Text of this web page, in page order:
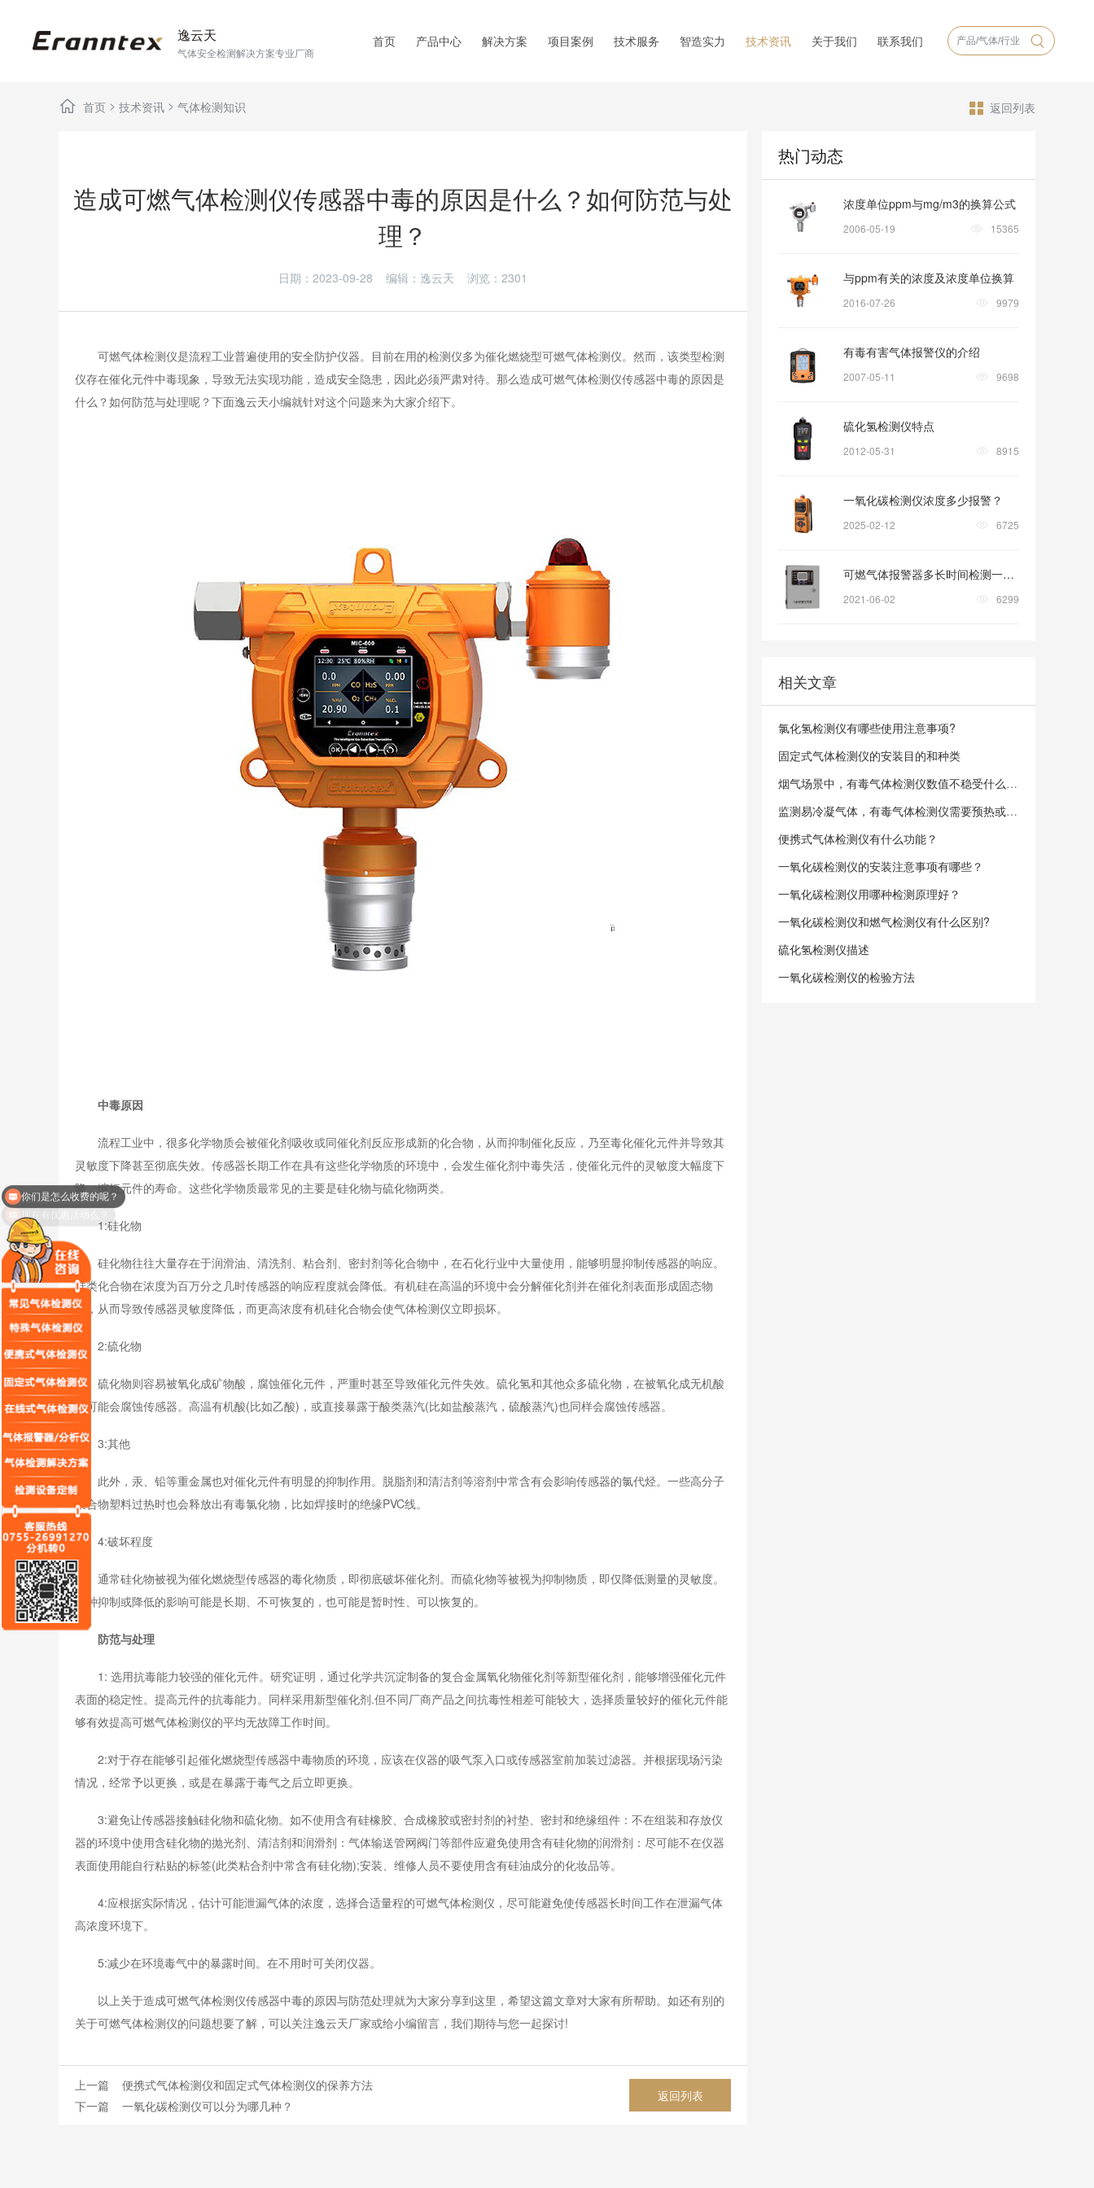
逸云天
气体安全检测解决方案专业厂商
首页 产品中心 解决方案 项目案例 技术服务 智造实力 技术资讯 关于我们 联系我们
首页 > 技术资讯 > 气体检测知识 返回列表
造成可燃气体检测仪传感器中毒的原因是什么？如何防范与处
理？
日期：2023-09-28 编辑：逸云天 浏览： 2301
可燃气体检测仪是流程工业普遍使用的安全防护仪器。目前在用的检测仪多为催化燃烧型可燃气体检测仪。然而，该类型检测
仪存在催化元件中毒现象，导致无法实现功能，造成安全隐患，因此必须严肃对待。那么造成可燃气体检测仪传感器中毒的原因是
什么？如何防范与处理呢？下面逸云天小编就针对这个问题来为大家介绍下。
中毒原因
流程工业中，很多化学物质会被催化剂吸收或同催化剂反应形成新的化合物，从而抑制催化反应，乃至毒化催化元件并导致其
灵敏度下降甚至彻底失效。传感器长期工作在具有这些化学物质的环境中，会发生催化剂中毒失活，使催化元件的灵敏度大幅度下
降，缩短元件的寿命。这些化学物质最常见的主要是硅化物与硫化物两类。
1:硅化物
硅化物往往大量存在于润滑油、清洗剂、粘合剂、密封剂等化合物中，在石化行业中大量使用，能够明显抑制传感器的响应。
硅类化合物在浓度为百万分之几时传感器的响应程度就会降低。有机硅在高温的环境中会分解催化剂并在催化剂表面形成固态物
质，从而导致传感器灵敏度降低，而更高浓度有机硅化合物会使气体检测仪立即损坏。
2:硫化物
硫化物则容易被氧化成矿物酸，腐蚀催化元件，严重时甚至导致催化元件失效。硫化氢和其他众多硫化物，在被氧化成无机酸
时可能会腐蚀传感器。高温有机酸(比如乙酸)，或直接暴露于酸类蒸汽(比如盐酸蒸汽，硫酸蒸汽)也同样会腐蚀传感器。
3:其他
此外，汞、铅等重金属也对催化元件有明显的抑制作用。脱脂剂和清洁剂等溶剂中常含有会影响传感器的氯代烃。一些高分子
聚合物塑料过热时也会释放出有毒氯化物，比如焊接时的绝缘PVC线。
4:破坏程度
通常硅化物被视为催化燃烧型传感器的毒化物质，即彻底破坏催化剂。而硫化物等被视为抑制物质，即仅降低测量的灵敏度。
这种抑制或降低的影响可能是长期、不可恢复的，也可能是暂时性、可以恢复的。
防范与处理
1: 选用抗毒能力较强的催化元件。研究证明，通过化学共沉淀制备的复合金属氧化物催化剂等新型催化剂，能够增强催化元件
表面的稳定性。提高元件的抗毒能力。同样采用新型催化剂.但不同厂商产品之间抗毒性相差可能较大，选择质量较好的催化元件能
够有效提高可燃气体检测仪的平均无故障工作时间。
2:对于存在能够引起催化燃烧型传感器中毒物质的环境，应该在仪器的吸气泵入口或传感器室前加装过滤器。并根据现场污染
情况，经常予以更换，或是在暴露于毒气之后立即更换。
3:避免让传感器接触硅化物和硫化物。如不使用含有硅橡胶、合成橡胶或密封剂的衬垫、密封和绝缘组件：不在组装和存放仪
器的环境中使用含硅化物的抛光剂、清洁剂和润滑剂：气体输送管网阀门等部件应避免使用含有硅化物的润滑剂：尽可能不在仪器
表面使用能自行粘贴的标签(此类粘合剂中常含有硅化物);安装、维修人员不要使用含有硅油成分的化妆品等。
4:应根据实际情况，估计可能泄漏气体的浓度，选择合适量程的可燃气体检测仪，尽可能避免使传感器长时间工作在泄漏气体
高浓度环境下。
5:减少在环境毒气中的暴露时间。在不用时可关闭仪器。
以上关于造成可燃气体检测仪传感器中毒的原因与防范处理就为大家分享到这里，希望这篇文章对大家有所帮助。如还有别的
关于可燃气体检测仪的问题想要了解，可以关注逸云天厂家或给小编留言，我们期待与您一起探讨!
返回列表
上一篇 便携式气体检测仪和固定式气体检测仪的保养方法
下一篇 一氧化碳检测仪可以分为哪几种？
热门动态
浓度单位ppm与mg/m3的换算公式
2006-05-19 15365
与ppm有关的浓度及浓度单位换算
2016-07-26 9979
有毒有害气体报警仪的介绍
2007-05-11 9698
硫化氢检测仪特点
2012-05-31 8915
一氧化碳检测仪浓度多少报警？
2025-02-12 6725
可燃气体报警器多长时间检测一次?
2021-06-02 6299
相关文章
氯化氢检测仪有哪些使用注意事项?
固定式气体检测仪的安装目的和种类
烟气场景中，有毒气体检测仪数值不稳受什么因素阻扰？
监测易冷凝气体，有毒气体检测仪需要预热或保温吗？​
便携式气体检测仪有什么功能？
一氧化碳检测仪的安装注意事项有哪些？
一氧化碳检测仪用哪种检测原理好？
一氧化碳检测仪和燃气检测仪有什么区别?
硫化氢检测仪描述
一氧化碳检测仪的检验方法
你们是怎么收费的呢？
现在有优惠活动么？